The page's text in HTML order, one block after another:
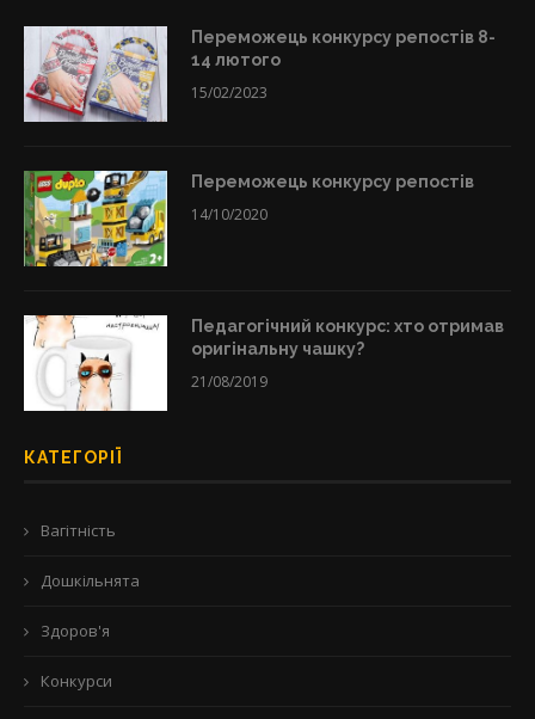
Переможець конкурсу репостів 8-
14 лютого
15/02/2023
Переможець конкурсу репостів
14/10/2020
Педагогічний конкурс: хто отримав
оригінальну чашку?
21/08/2019
КАТЕГОРІЇ
Вагітність
Дошкільнята
Здоров'я
Конкурси